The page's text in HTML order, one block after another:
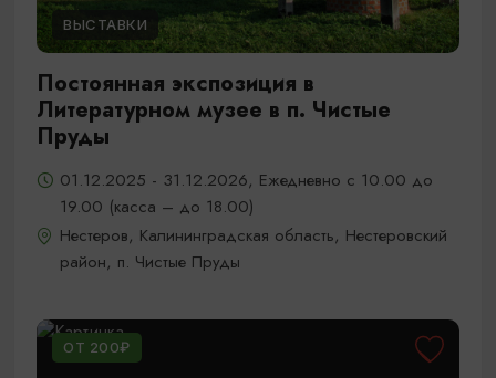
ВЫСТАВКИ
Постоянная экспозиция в
Литературном музее в п. Чистые
Пруды
01.12.2025 - 31.12.2026, Ежедневно с 10.00 до
19.00 (касса – до 18.00)
Нестеров, Калининградская область, Нестеровский
район, п. Чистые Пруды
ОТ 200₽